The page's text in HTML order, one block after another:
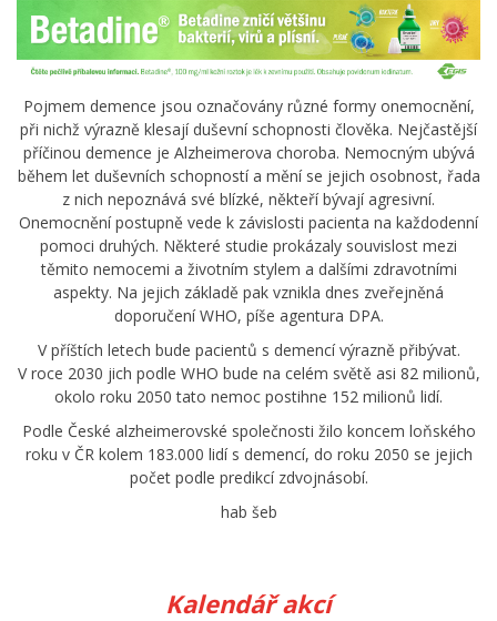
Pojmem demence jsou označovány různé formy onemocnění,
při nichž výrazně klesají duševní schopnosti člověka. Nejčastější
příčinou demence je Alzheimerova choroba. Nemocným ubývá
během let duševních schopností a mění se jejich osobnost, řada
z nich nepoznává své blízké, někteří bývají agresivní.
Onemocnění postupně vede k závislosti pacienta na každodenní
pomoci druhých. Některé studie prokázaly souvislost mezi
těmito nemocemi a životním stylem a dalšími zdravotními
aspekty. Na jejich základě pak vznikla dnes zveřejněná
doporučení WHO, píše agentura DPA.
V příštích letech bude pacientů s demencí výrazně přibývat.
V roce 2030 jich podle WHO bude na celém světě asi 82 milionů,
okolo roku 2050 tato nemoc postihne 152 milionů lidí.
Podle České alzheimerovské společnosti žilo koncem loňského
roku v ČR kolem 183.000 lidí s demencí, do roku 2050 se jejich
počet podle predikcí zdvojnásobí.
hab šeb
Kalendář akcí